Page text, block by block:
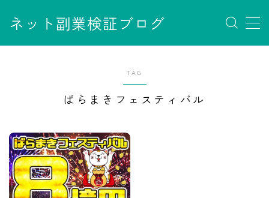
ネット副業検証ブログ
MENU
デモプリセット記事 Part07
プライバシーポリシー
免責事項
利用規約／特定商取引法に基づく表記
有料記事の決済完了ページ
運営者情報
TAG
ばらまきフェスティバル